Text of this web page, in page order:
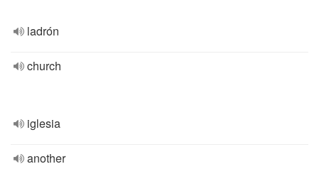
ladrón
church
iglesia
another